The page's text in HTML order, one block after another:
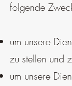
folgende
um unsere
zu stellen und
um unsere